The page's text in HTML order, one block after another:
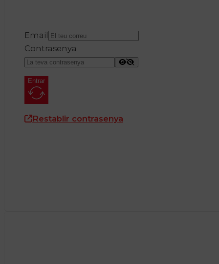
Email
Contrasenya
Entrar
Restablir contrasenya